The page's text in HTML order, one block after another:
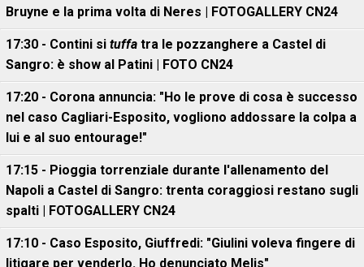
Bruyne e la prima volta di Neres | FOTOGALLERY CN24
17:30 - Contini si tuffa tra le pozzanghere a Castel di
Sangro: è show al Patini | FOTO CN24
17:20 - Corona annuncia: "Ho le prove di cosa è successo
nel caso Cagliari-Esposito, vogliono addossare la colpa a
lui e al suo entourage!"
17:15 - Pioggia torrenziale durante l'allenamento del
Napoli a Castel di Sangro: trenta coraggiosi restano sugli
spalti | FOTOGALLERY CN24
17:10 - Caso Esposito, Giuffredi: "Giulini voleva fingere di
litigare per venderlo. Ho denunciato Melis"